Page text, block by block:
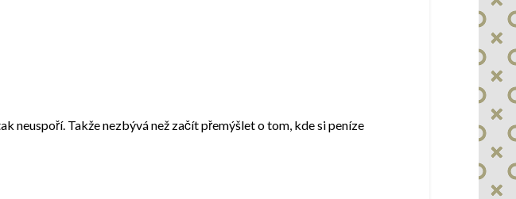
neuspoří. Takže nezbývá než začít přemýšlet o tom, kde si peníze